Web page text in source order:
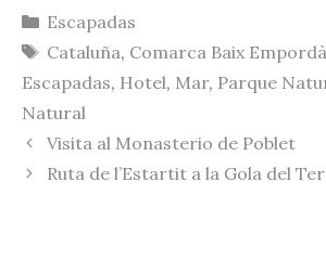
L
i
n
e
s
k
a
i
l
o
m
p
Categorías
Escapadas
Etiquetas
Cataluña, Comarca Baix Empordà
Escapadas, Hotel, Mar, Parque
Natural
Visita al Monasterio de Poblet
Ruta de l’Estartit a la Gola del Ter